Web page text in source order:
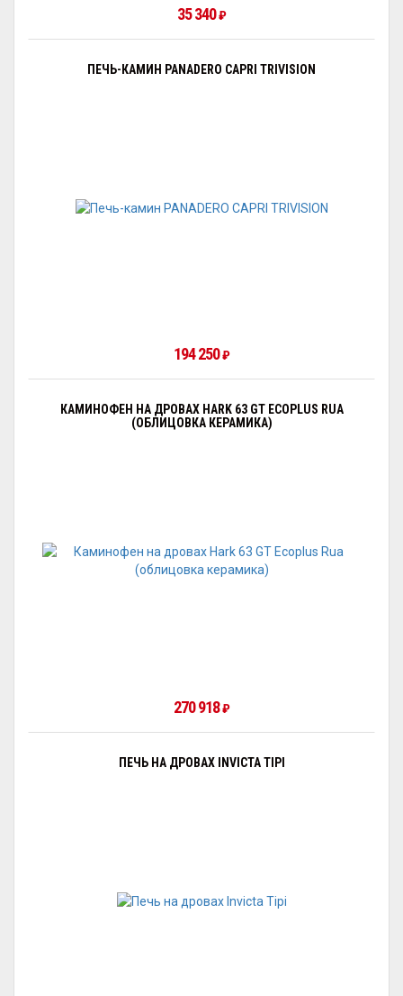
35 340₽
ПЕЧЬ-КАМИН PANADERO CAPRI TRIVISION
194 250₽
КАМИНОФЕН НА ДРОВАХ HARK 63 GT ECOPLUS RUA
(ОБЛИЦОВКА КЕРАМИКА)
270 918₽
ПЕЧЬ НА ДРОВАХ INVICTA TIPI